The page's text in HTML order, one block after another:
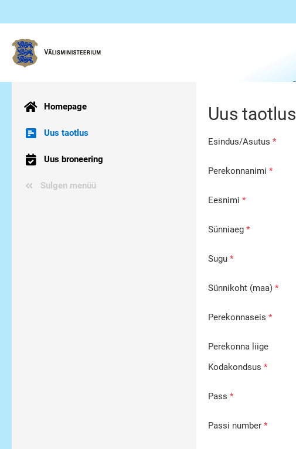
Homepage
Uus taotlus
Uus broneering
Sulgen menüü
Uus taotlus
Esindus/Asutus
Perekonnanimi
Eesnimi
Sünniaeg
Sugu
Sünnikoht (maa)
Perekonnaseis
Perekonna liige
Kodakondsus
Pass
Passi number